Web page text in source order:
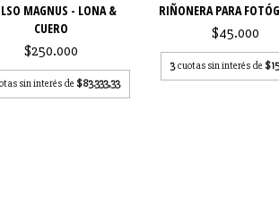
MAGNUS - LONA &
CUERO
$250.000
sin interés de $83.333,33
RIÑONERA PARA
$45.000
3 cuotas sin interés de